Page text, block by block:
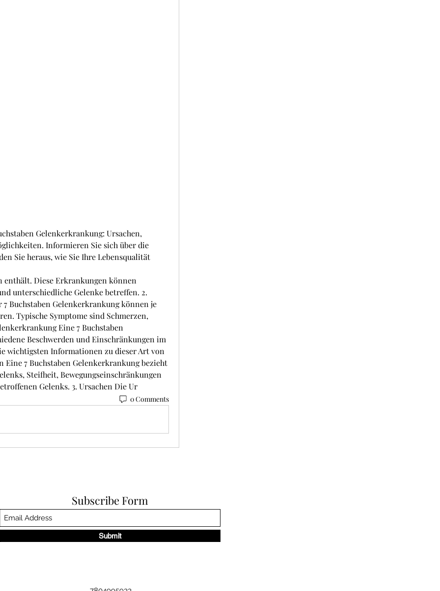
Gelenkerkrankung: Ursachen,
Informieren Sie sich über die
Sie heraus, wie Sie Ihre Lebensqualität
unterschiedliche Gelenke betreffen. 2.
Buchstaben Gelenkerkrankung können je
Typische Symptome sind Schmerzen,
Eine 7 Buchstaben
Beschwerden und Einschränkungen im
wichtigsten Informationen zu dieser Art von
7 Buchstaben Gelenkerkrankung bezieht
Steifheit, Bewegungseinschränkungen
Gelenks. 3. Ursachen Die Ur
0 Comments
Subscribe Form
Submit